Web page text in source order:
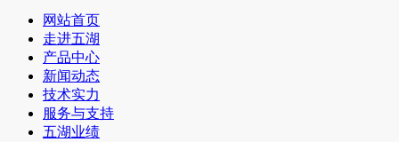
网站首页
走进五湖
产品中心
新闻动态
技术实力
服务与支持
五湖业绩